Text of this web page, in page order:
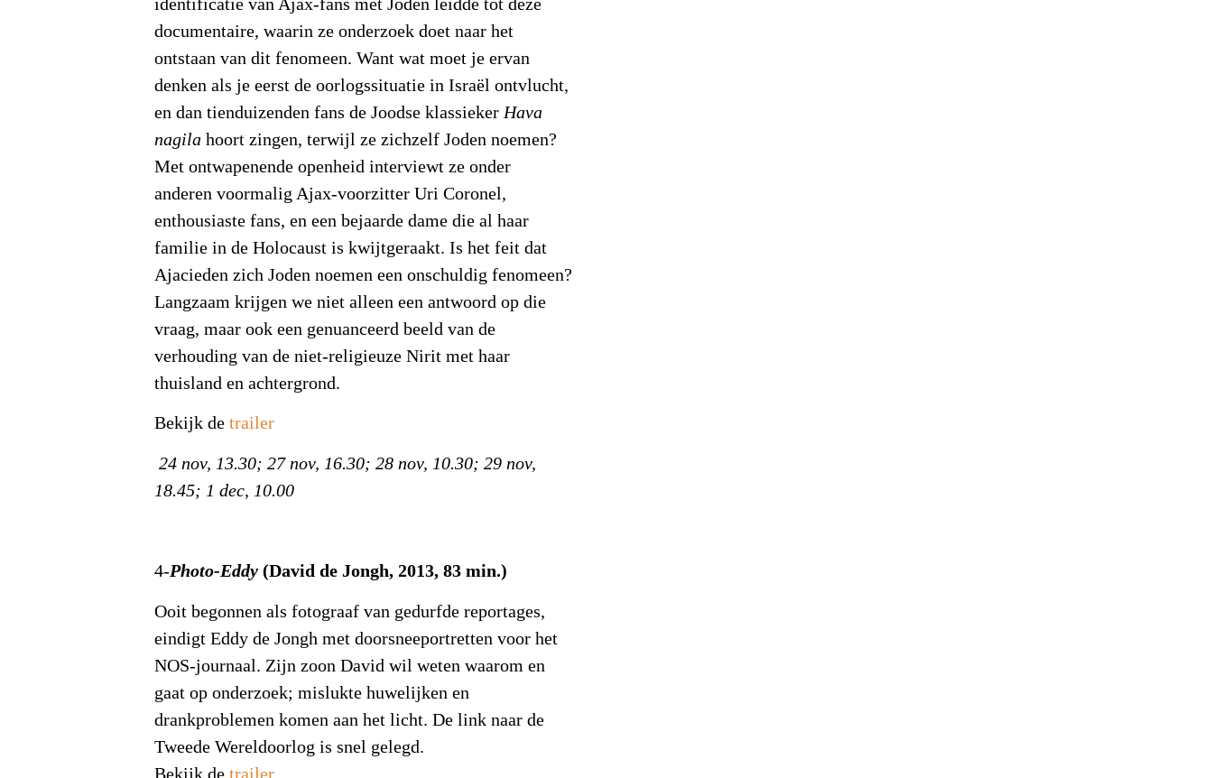
identificatie van Ajax-fans met Joden leidde tot deze
documentaire, waarin ze onderzoek doet naar het
ontstaan van dit fenomeen. Want wat moet je ervan
denken als je eerst de oorlogssituatie in Israël ontvlucht,
en dan tienduizenden fans de Joodse klassiekerHava
nagila hoort zingen, terwijl ze zichzelf Joden noemen?
Met ontwapenende openheid interviewt ze onder
anderen voormalig Ajax-voorzitter Uri Coronel,
enthousiaste fans, en een bejaarde dame die al haar
familie in de Holocaust is kwijtgeraakt. Is het feit dat
Ajacieden zich Joden noemen een onschuldig fenomeen?
Langzaam krijgen we niet alleen een antwoord op die
vraag, maar ook een genuanceerd beeld van de
verhouding van de niet-religieuze Nirit met haar
thuisland en achtergrond.
Bekijk detrailer
24 nov, 13.30; 27 nov, 16.30; 28 nov, 10.30; 29 nov,
18.45; 1 dec, 10.00
4-Photo-Eddy (David de Jongh, 2013, 83 min.)
Ooit begonnen als fotograaf van gedurfde reportages,
eindigt Eddy de Jongh met doorsneeportretten voor het
NOS-journaal. Zijn zoon David wil weten waarom en
gaat op onderzoek; mislukte huwelijken en
drankproblemen komen aan het licht. De link naar de
Tweede Wereldoorlog is snel gelegd.